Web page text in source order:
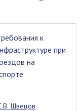
к
при
на
Швецов